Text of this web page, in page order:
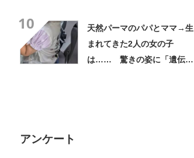
10
天然パーマのパパとママ→生
まれてきた2人の女の子
は…… 驚きの姿に「遺伝っ
アンケート